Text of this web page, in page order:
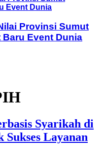
Provinsi Sumut
Event Dunia
Syarikah di
Layanan